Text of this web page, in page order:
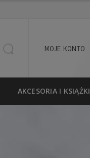
MOJE KONTO
AKCESORIA I KSIĄŻKI